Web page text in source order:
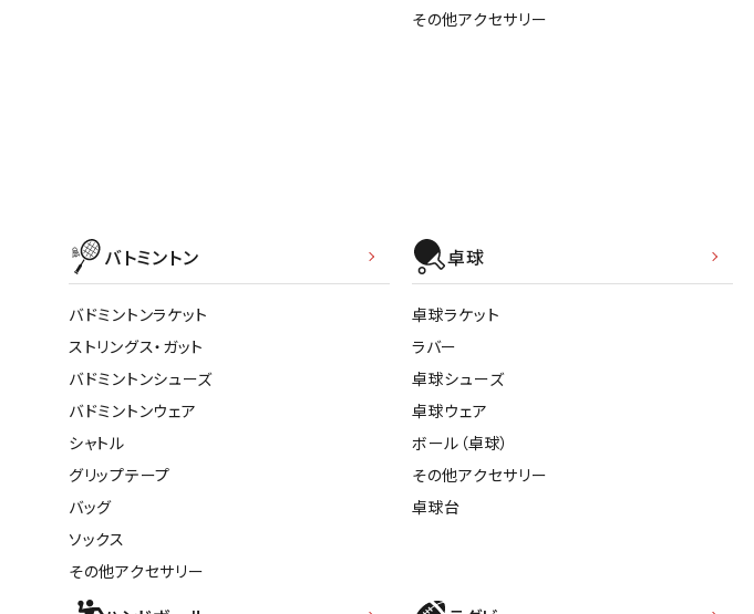
その他アクセサリー
バトミントン
バドミントンラケット
ストリングス・ガット
バドミントンシューズ
バドミントンウェア
シャトル
グリップテープ
バッグ
ソックス
その他アクセサリー
卓球
卓球ラケット
ラバー
卓球シューズ
卓球ウェア
ボール（卓球）
その他アクセサリー
卓球台